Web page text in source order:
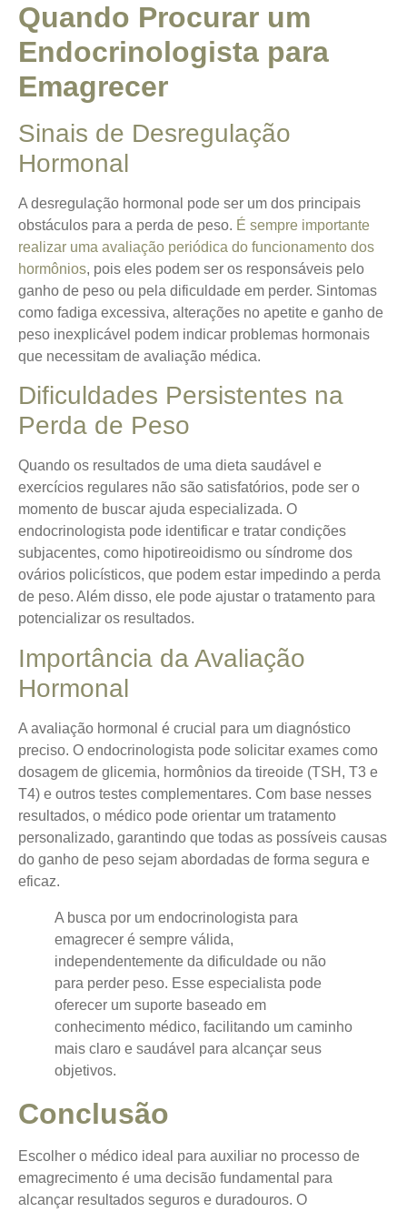
Quando Procurar um
Endocrinologista para
Emagrecer
Sinais de Desregulação
Hormonal
A desregulação hormonal pode ser um dos principais
obstáculos para a perda de peso. É sempre importante
realizar uma avaliação periódica do funcionamento dos
hormônios, pois eles podem ser os responsáveis pelo
ganho de peso ou pela dificuldade em perder. Sintomas
como fadiga excessiva, alterações no apetite e ganho de
peso inexplicável podem indicar problemas hormonais
que necessitam de avaliação médica.
Dificuldades Persistentes na
Perda de Peso
Quando os resultados de uma dieta saudável e
exercícios regulares não são satisfatórios, pode ser o
momento de buscar ajuda especializada. O
endocrinologista pode identificar e tratar condições
subjacentes, como hipotireoidismo ou síndrome dos
ovários policísticos, que podem estar impedindo a perda
de peso. Além disso, ele pode ajustar o tratamento para
potencializar os resultados.
Importância da Avaliação
Hormonal
A avaliação hormonal é crucial para um diagnóstico
preciso. O endocrinologista pode solicitar exames como
dosagem de glicemia, hormônios da tireoide (TSH, T3 e
T4) e outros testes complementares. Com base nesses
resultados, o médico pode orientar um tratamento
personalizado, garantindo que todas as possíveis causas
do ganho de peso sejam abordadas de forma segura e
eficaz.
A busca por um endocrinologista para
emagrecer é sempre válida,
independentemente da dificuldade ou não
para perder peso. Esse especialista pode
oferecer um suporte baseado em
conhecimento médico, facilitando um caminho
mais claro e saudável para alcançar seus
objetivos.
Conclusão
Escolher o médico ideal para auxiliar no processo de
emagrecimento é uma decisão fundamental para
alcançar resultados seguros e duradouros. O